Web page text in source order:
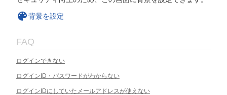
背景を設定
FAQ
ログインできない
ログインID・パスワードがわからない
ログインIDにしていたメールアドレスが使えない